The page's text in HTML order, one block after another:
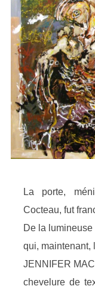
La porte,
Cocteau, fut
De la lumineuse
qui, maintenant,
JENNIFER
chevelure de